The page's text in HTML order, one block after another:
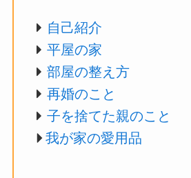
自己紹介
平屋の家
部屋の整え方
再婚のこと
子を捨てた親のこと
我が家の愛用品